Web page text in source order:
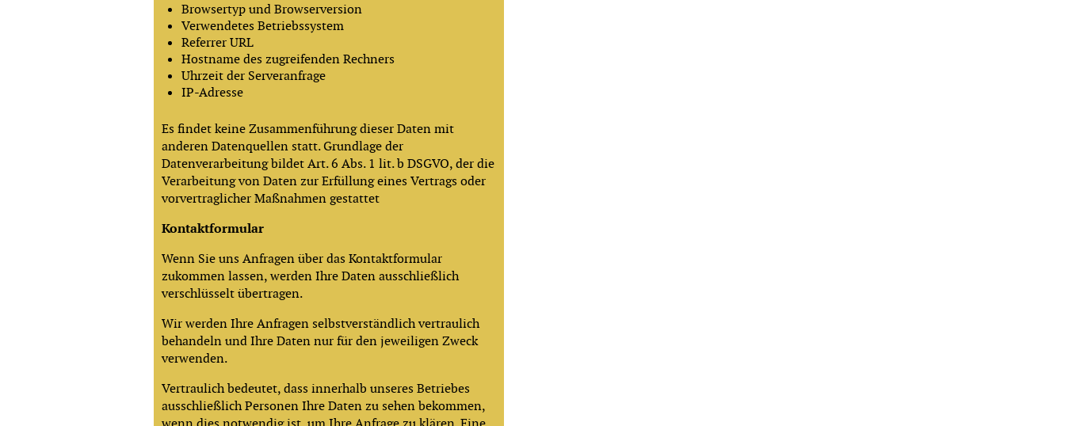
Browsertyp und Browserversion
Verwendetes Betriebssystem
Referrer URL
Hostname des zugreifenden Rechners
Uhrzeit der Serveranfrage
IP-Adresse
Es findet keine Zusammenführung dieser Daten mit
anderen Datenquellen statt. Grundlage der
Datenverarbeitung bildet Art. 6 Abs. 1 lit. b DSGVO, der die
Verarbeitung von Daten zur Erfüllung eines Vertrags oder
vorvertraglicher Maßnahmen gestattet
Kontaktformular
Wenn Sie uns Anfragen über das Kontaktformular
zukommen lassen, werden Ihre Daten ausschließlich
verschlüsselt übertragen.
Wir werden Ihre Anfragen selbstverständlich vertraulich
behandeln und Ihre Daten nur für den jeweiligen Zweck
verwenden.
Vertraulich bedeutet, dass innerhalb unseres Betriebes
ausschließlich Personen Ihre Daten zu sehen bekommen,